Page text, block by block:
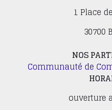
1 Place
30700
NOS
Communauté de
ouverture